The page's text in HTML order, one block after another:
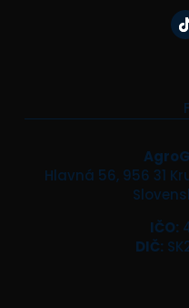
Hlavná 56, 956 31
IČO:
DIČ: